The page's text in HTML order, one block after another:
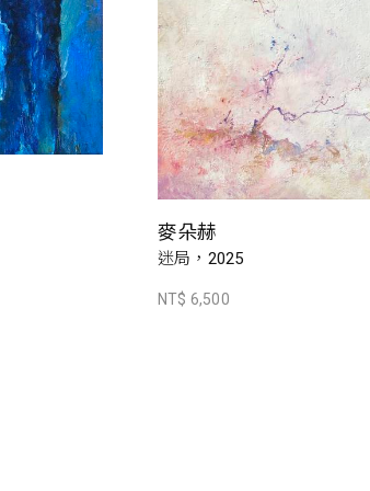
麥朵赫
迷局，2025
NT$ 6,500